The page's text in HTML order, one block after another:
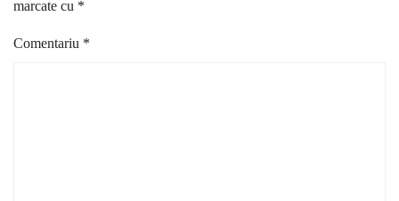
marcate cu *
Comentariu *